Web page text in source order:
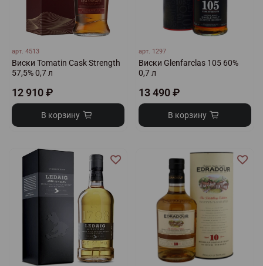
арт.4513
Виски Tomatin Cask Strength
57,5% 0,7 л
12 910 ₽
В корзину
арт. 1297
Виски Glenfarclas 105 60%
0,7 л
13 490 ₽
В корзину